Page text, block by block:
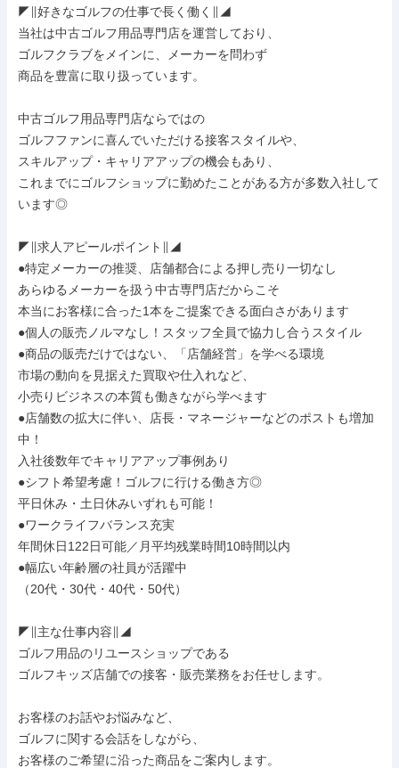
◤∥好きなゴルフの仕事で長く働く∥◢
当社は中古ゴルフ用品専門店を運営しており、
ゴルフクラブをメインに、メーカーを問わず
商品を豊富に取り扱っています。
中古ゴルフ用品専門店ならではの
ゴルフファンに喜んでいただける接客スタイルや、
スキルアップ・キャリアアップの機会もあり、
これまでにゴルフショップに勤めたことがある方が多数入社して
います◎
◤∥求人アピールポイント∥◢
●特定メーカーの推奨、店舗都合による押し売り一切なし
あらゆるメーカーを扱う中古専門店だからこそ
本当にお客様に合った1本をご提案できる面白さがあります
●個人の販売ノルマなし！スタッフ全員で協力し合うスタイル
●商品の販売だけではない、「店舗経営」を学べる環境
市場の動向を見据えた買取や仕入れなど、
小売りビジネスの本質も働きながら学べます
●店舗数の拡大に伴い、店長・マネージャーなどのポストも増加
中！
入社後数年でキャリアアップ事例あり
●シフト希望考慮！ゴルフに行ける働き方◎
平日休み・土日休みいずれも可能！
●ワークライフバランス充実
年間休日122日可能／月平均残業時間10時間以内
●幅広い年齢層の社員が活躍中
（20代・30代・40代・50代）
◤∥主な仕事内容∥◢
ゴルフ用品のリユースショップである
ゴルフキッズ店舗での接客・販売業務をお任せします。
お客様のお話やお悩みなど、
ゴルフに関する会話をしながら、
お客様のご希望に沿った商品をご案内します。